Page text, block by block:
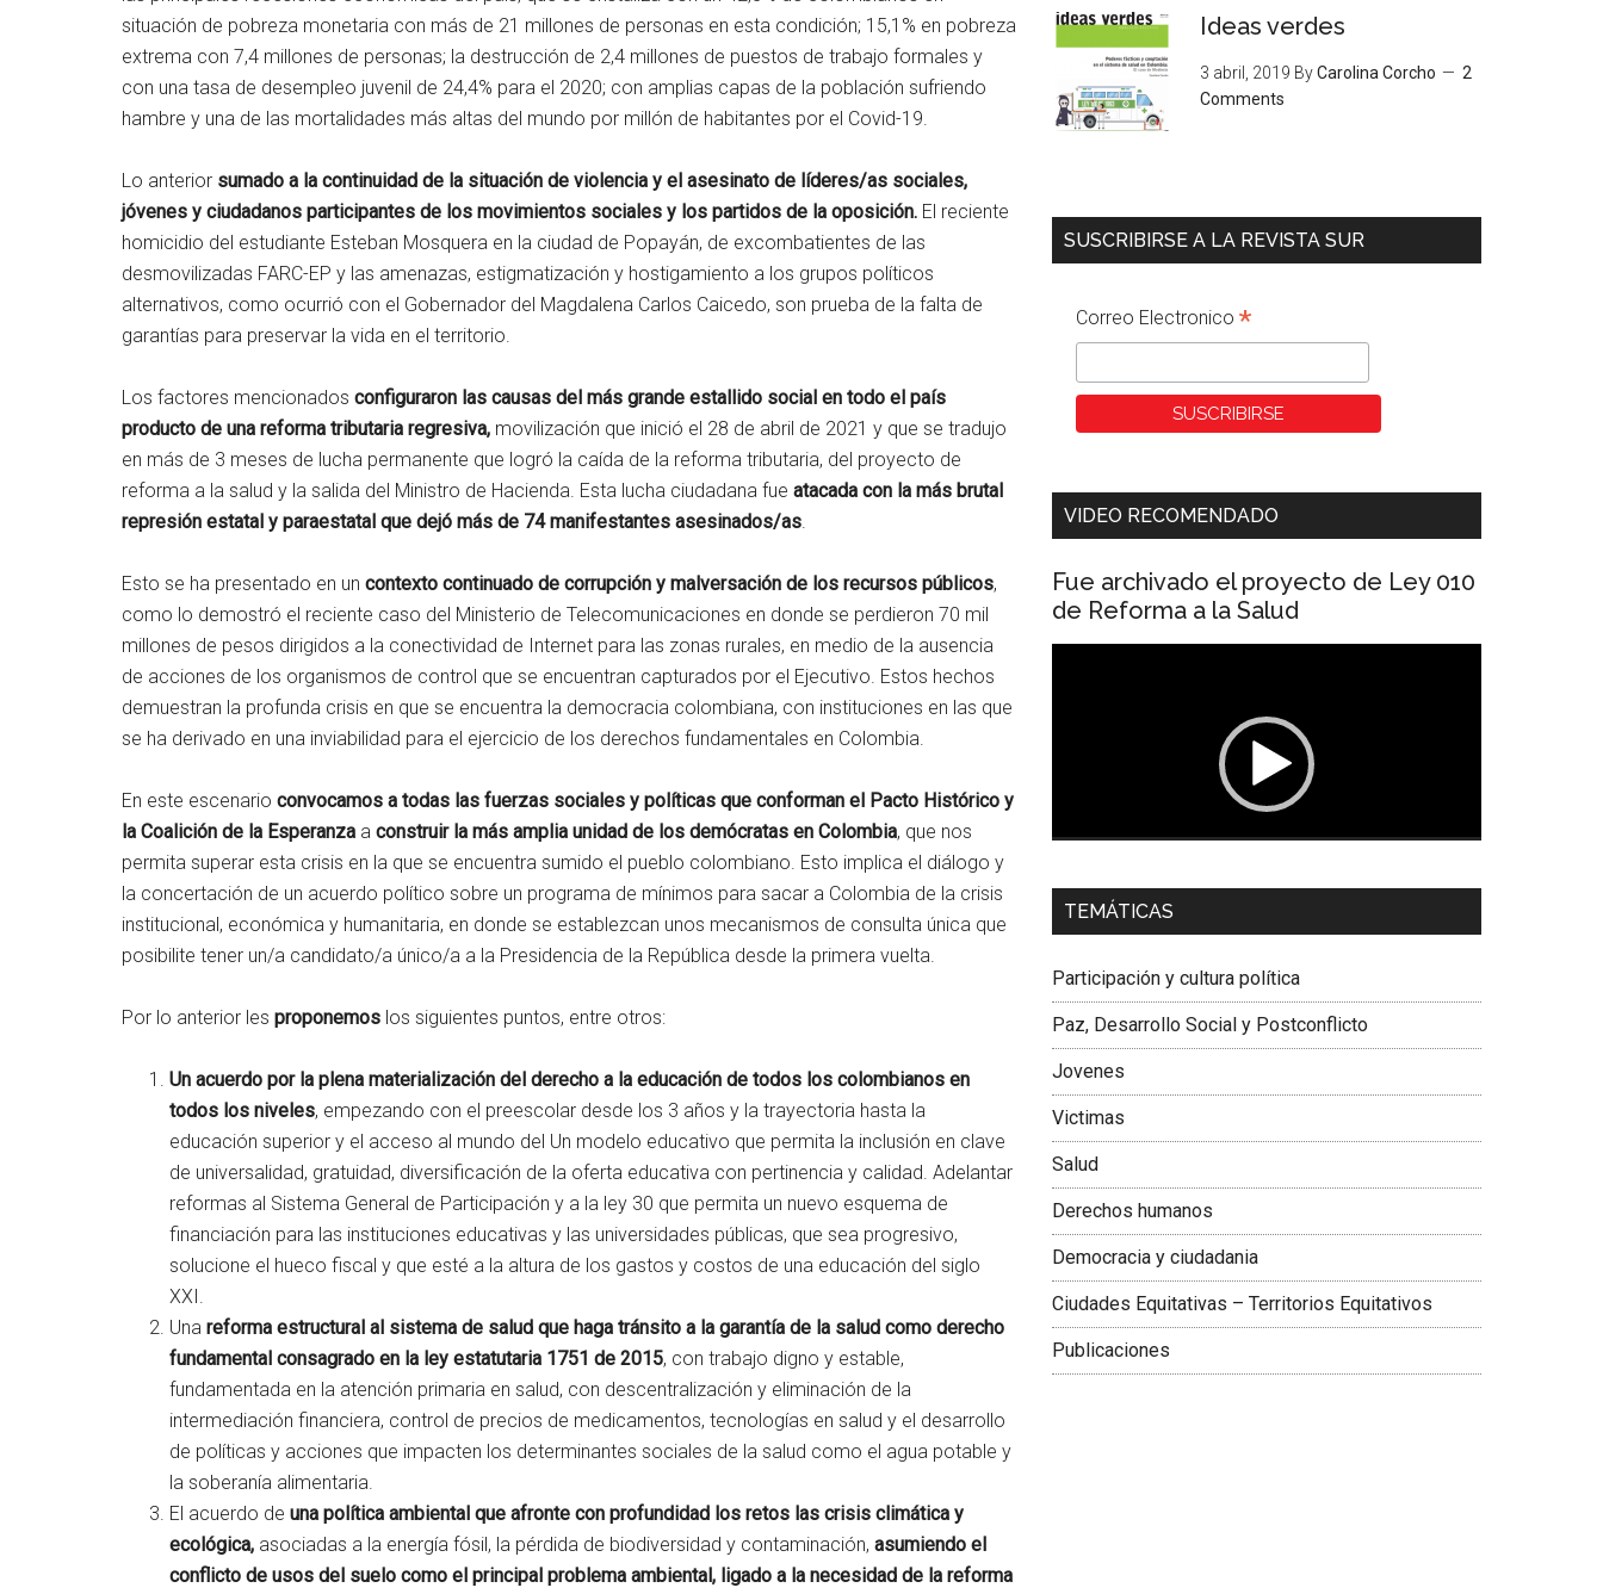
situación de pobreza monetaria con más de 21 millones de personas en esta condición; 15,1% en pobreza
extrema con 7,4 millones de personas; la destrucción de 2,4 millones de puestos de trabajo formales y
con una tasa de desempleo juvenil de 24,4% para el 2020; con amplias capas de la población sufriendo
hambre y una de las mortalidades más altas del mundo por millón de habitantes por el Covid-19.
Lo anterior sumado a la continuidad de la situación de violencia y el asesinato de líderes/as sociales,
jóvenes y ciudadanos participantes de los movimientos sociales y los partidos de la oposición. El reciente
homicidio del estudiante Esteban Mosquera en la ciudad de Popayán, de excombatientes de las
desmovilizadas FARC-EP y las amenazas, estigmatización y hostigamiento a los grupos políticos
alternativos, como ocurrió con el Gobernador del Magdalena Carlos Caicedo, son prueba de la falta de
garantías para preservar la vida en el territorio.
Los factores mencionados configuraron las causas del más grande estallido social en todo el país
producto de una reforma tributaria regresiva, movilización que inició el 28 de abril de 2021 y que se tradujo
en más de 3 meses de lucha permanente que logró la caída de la reforma tributaria, del proyecto de
reforma a la salud y la salida del Ministro de Hacienda. Esta lucha ciudadana fue atacada con la más brutal
represión estatal y paraestatal que dejó más de 74 manifestantes asesinados/as.
Esto se ha presentado en un contexto continuado de corrupción y malversación de los recursos públicos,
como lo demostró el reciente caso del Ministerio de Telecomunicaciones en donde se perdieron 70 mil
millones de pesos dirigidos a la conectividad de Internet para las zonas rurales, en medio de la ausencia
de acciones de los organismos de control que se encuentran capturados por el Ejecutivo. Estos hechos
demuestran la profunda crisis en que se encuentra la democracia colombiana, con instituciones en las que
se ha derivado en una inviabilidad para el ejercicio de los derechos fundamentales en Colombia.
En este escenario convocamos a todas las fuerzas sociales y políticas que conforman el Pacto Histórico y
la Coalición de la Esperanza a construir la más amplia unidad de los demócratas en Colombia, que nos
permita superar esta crisis en la que se encuentra sumido el pueblo colombiano. Esto implica el diálogo y
la concertación de un acuerdo político sobre un programa de mínimos para sacar a Colombia de la crisis
institucional, económica y humanitaria, en donde se establezcan unos mecanismos de consulta única que
posibilite tener un/a candidato/a único/a a la Presidencia de la República desde la primera vuelta.
Por lo anterior les proponemos los siguientes puntos, entre otros:
Un acuerdo por la plena materialización del derecho a la educación de todos los colombianos en
todos los niveles, empezando con el preescolar desde los 3 años y la trayectoria hasta la
educación superior y el acceso al mundo del Un modelo educativo que permita la inclusión en clave
de universalidad, gratuidad, diversificación de la oferta educativa con pertinencia y calidad. Adelantar
reformas al Sistema General de Participación y a la ley 30 que permita un nuevo esquema de
financiación para las instituciones educativas y las universidades públicas, que sea progresivo,
solucione el hueco fiscal y que esté a la altura de los gastos y costos de una educación del siglo
XXI.
Una reforma estructural al sistema de salud que haga tránsito a la garantía de la salud como derecho
fundamental consagrado en la ley estatutaria 1751 de 2015, con trabajo digno y estable,
fundamentada en la atención primaria en salud, con descentralización y eliminación de la
intermediación financiera, control de precios de medicamentos, tecnologías en salud y el desarrollo
de políticas y acciones que impacten los determinantes sociales de la salud como el agua potable y
la soberanía alimentaria.
El acuerdo de una política ambiental que afronte con profundidad los retos las crisis climática y
ecológica, asociadas a la energía fósil, la pérdida de biodiversidad y contaminación, asumiendo el
conflicto de usos del suelo como el principal problema ambiental, ligado a la necesidad de la reforma
Ideas verdes
3 abril, 2019 ByCarolina Corcho
2
Comments
SUSCRIBIRSE A LA REVISTA SUR
Correo Electronico *
VIDEO RECOMENDADO
Fue archivado el proyecto de Ley 010
de Reforma a la Salud
Dra. Carolina Corcho Mejía,
Latinoamericana Sur, Vicepresidenta Federación
TEMÁTICAS
Participación y cultura política
Paz, Desarrollo Social y Postconflicto
Jovenes
Victimas
Salud
Derechos humanos
Democracia y ciudadania
Ciudades Equitativas – Territorios Equitativos
Publicaciones